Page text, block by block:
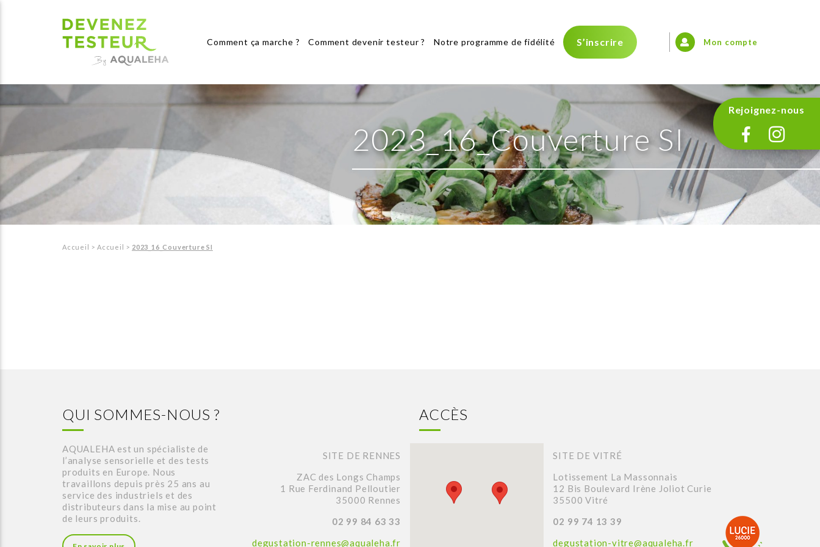
Comment ça marche ? Comment devenir testeur ? Notre programme de fidélité S’inscrire Mon compte
Rejoignez-nous
2023_16_Couverture SI
Accueil >Accueil > 2023_16_Couverture SI
QUI SOMMES-NOUS ?
AQUALEHA est un spécialiste de
l’analyse sensorielle et des tests
produits en Europe. Nous
travaillons depuis près 25 ans au
service des industriels et des
distributeurs dans la mise au point
de leurs produits.
ACCÈS
SITE DE RENNES
ZAC des Longs Champs
1 Rue Ferdinand Pelloutier
35000 Rennes
02 99 84 63 33
degustation-rennes@aqualeha.fr
SITE DE VITRÉ
Lotissement La Massonnais
12 Bis Boulevard Irène Joliot Curie
35500 Vitré
02 99 74 13 39
degustation-vitre@aqualeha.fr